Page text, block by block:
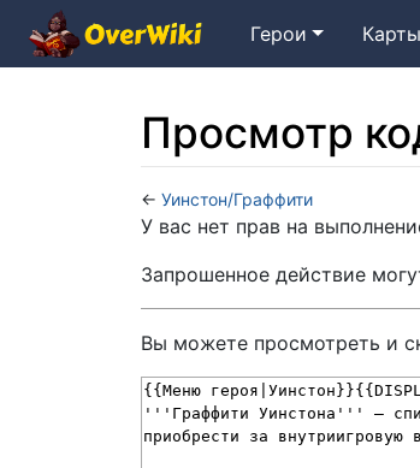
Герои Карты
Просмотр
← Уинстон/Граффити
Перейти к:навигация,поиск
У вас нет прав на
Запрошенное действие
Вы можете просмотреть и